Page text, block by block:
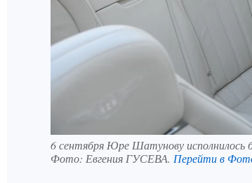
6 сентября Юре Шатунову исполнилось
Фото: Евгения ГУСЕВА. Перейти в